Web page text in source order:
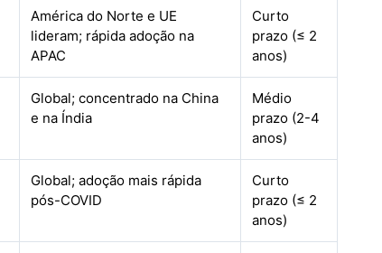
América do Norte e UE
lideram; rápida adoção na
APAC
Curto
prazo (≤ 2
anos)
Global; concentrado na China
e na Índia
Médio
prazo (2-4
anos)
Global; adoção mais rápida
pós-COVID
Curto
prazo (≤ 2
anos)